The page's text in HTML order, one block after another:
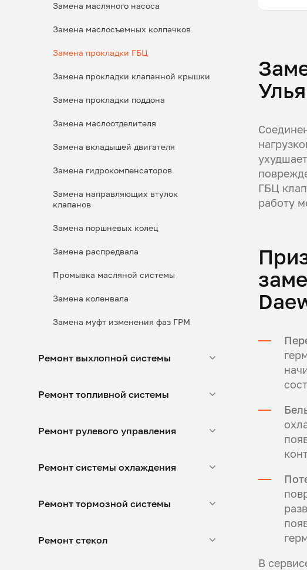
Замена масляного насоса
Замена маслосъемных колпачков
Замена прокладки ГБЦ
Замена прокладки клапанной крышки
Замена прокладки поддона
Замена маслоотделителя
Замена вкладышей двигателя
Замена гидрокомпенсаторов
Замена направляющих втулок
клапанов
Замена поршневых колец
Замена распредвала
Промывка масляной системы
Замена коленвала
Замена муфт изменения фаз ГРМ
Ремонт выхлопной системы
Ремонт топливной системы
Ремонт рулевого управления
Ремонт системы охлаждения
Ремонт тормозной системы
Ремонт стекол
ГБЦ
работу
В